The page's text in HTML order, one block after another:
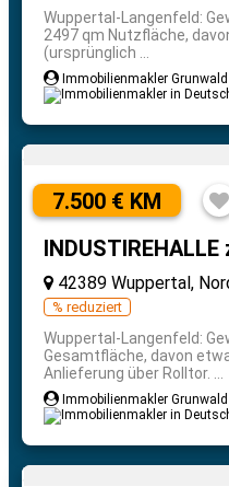
Wuppertal-Langenfeld:
2497 qm Nutzfläche,
(ursprünglich ...
Immobilienmakler
7.500 € KM
42389 Wuppertal,
% reduziert
Wuppertal-Langenfeld:
Gesamtfläche, davon
Anlieferung über Rolltor. ...
Immobilienmakler